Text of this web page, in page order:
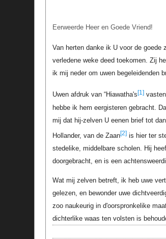
Eerweerde Heer en Goede Vriend!
Van herten danke ik U voor de goede
verledene weke deed toekomen. Zij
ik mij neder om uwen begeleidenden
Uwen afdruk van “Hiawatha's[1]
hebbe ik hem eergisteren gebracht.
mij dat hij-zelven U eenen brief tot
Hollander, van de Zaan[2]is hier ter
stedelike, middelbare scholen. Hij
doorgebracht, en is een
Wat mij zelven betreft, ik heb uwe
gelezen, en bewonder uwe
zoo naukeurig in d'oorspronkelike
dichterlike waas ten volsten is